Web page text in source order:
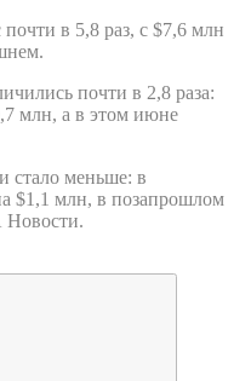
в 5,8 раз, с $7,6 млн
почти в 2,8 раза:
млн, а в этом июне
стало меньше: в
$1,1 млн, в позапрошлом
Новости.